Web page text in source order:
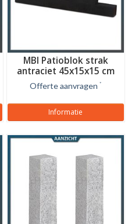
MBI Patioblok strak
antraciet 45x15x15 cm
Offerte aanvragen *
Informatie